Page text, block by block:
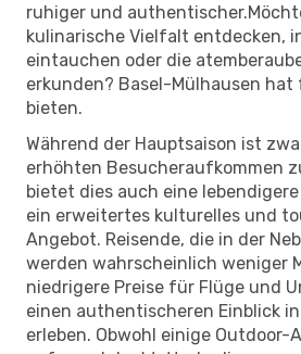
ruhiger und
kulinarische Vielfalt entdecken,
eintauchen oder die
erkunden? Basel-Mülhausen
bieten.
Während der Hauptsaison ist
erhöhten Besucheraufkommen
bietet dies auch eine
ein erweitertes kulturelles und
Angebot. Reisende, die in der
werden wahrscheinlich weniger
niedrigere Preise für Flüge und
einen authentischeren Einblick
erleben. Obwohl einige Outdoor-